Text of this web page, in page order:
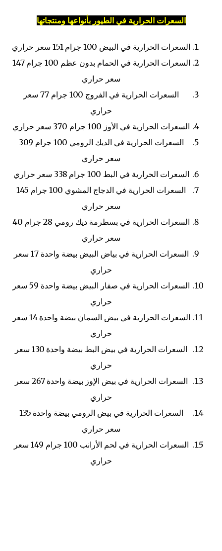
السعرات الحرارية في الطيور بأنواعها ومنتجاتها
السعرات الحرارية في البيض 100 جرام
151 سعر حراري
السعرات الحرارية في الحمام بدون عظم 100 جرام
147
سعر حراري
السعرات الحرارية في الفروج 100 جرام
77 سعر
حراري
السعرات الحرارية في الأوز
100 جرام
370 سعر حراري
السعرات الحرارية في الديك الرومي 100 جرام
309
سعر حراري
السعرات الحرارية في البط 100 جرام
338 سعر حراري
السعرات الحرارية في الدجاج المشوي 100 جرام
145
سعر حراري
السعرات الحرارية في بسطرمة ديك رومي 28 جرام
40
سعر حراري
السعرات الحرارية في بياض البيض بيضة واحدة
17 سعر
حراري
السعرات الحرارية في صفار البيض بيضة واحدة
59 سعر
حراري
السعرات الحرارية في بيض السمان بيضة واحدة
14 سعر
حراري
السعرات الحرارية في بيض البط بيضة واحدة
130 سعر
حراري
السعرات الحرارية في بيض الإوز
بيضة واحدة
267 سعر
حراري
السعرات الحرارية في بيض الرومي بيضة واحدة 135
سعر حراري
السعرات الحرارية في لحم الأرانب 100 جرام
149 سعر
حراري